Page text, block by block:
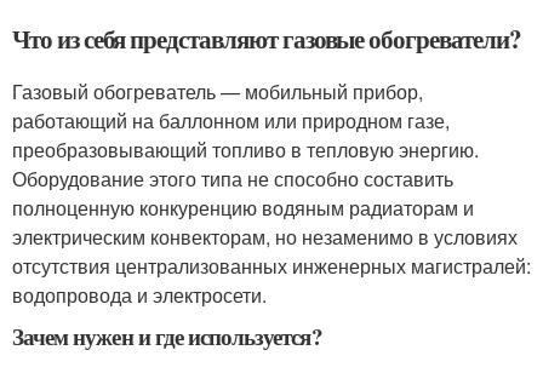
Что из себя представляют газовые обогреватели?
Газовый обогреватель — мобильный прибор,
работающий на баллонном или природном газе,
преобразовывающий топливо в тепловую энергию.
Оборудование этого типа не способно составить
полноценную конкуренцию водяным радиаторам и
электрическим конвекторам, но незаменимо в условиях
отсутствия централизованных инженерных магистралей:
водопровода и электросети.
Зачем нужен и где используется?